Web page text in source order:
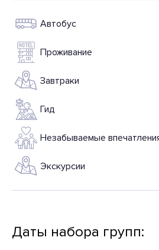
Автобус
Проживание
Завтраки
Гид
Незабываемые
Экскурсии
Даты набора групп: